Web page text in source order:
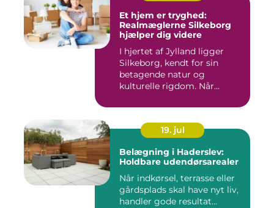
Et hjem er tryghed:
Realmæglerne Silkeborg
hjælper dig videre
I hjertet af Jylland ligger
Silkeborg, kendt for sin
betagende natur og
kulturelle rigdom. Når...
19. jul
Belægning i Haderslev:
Holdbare udendørsarealer
Når indkørsel, terrasse eller
gårdsplads skal have nyt liv,
handler gode resultat...